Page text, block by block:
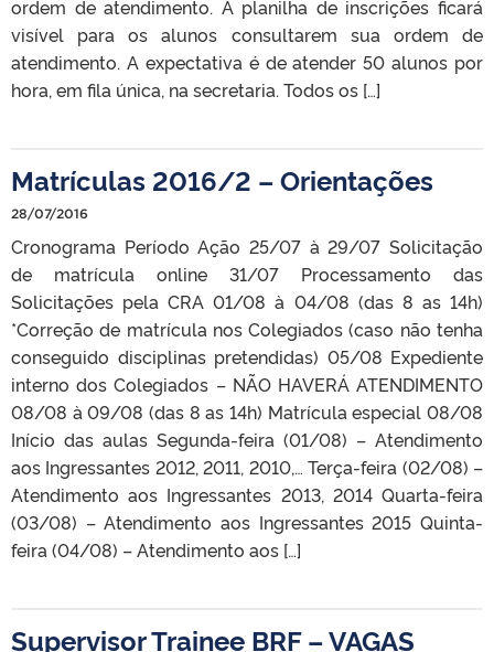
ordem de atendimento. A planilha de inscrições ficará
visível para os alunos consultarem sua ordem de
atendimento. A expectativa é de atender 50 alunos por
hora, em fila única, na secretaria. Todos os […]
Matrículas 2016/2 – Orientações
28/07/2016
Cronograma Período Ação 25/07 à 29/07 Solicitação
de matrícula online 31/07 Processamento das
Solicitações pela CRA 01/08 à 04/08 (das 8 as 14h)
*Correção de matrícula nos Colegiados (caso não tenha
conseguido disciplinas pretendidas) 05/08 Expediente
interno dos Colegiados – NÃO HAVERÁ ATENDIMENTO
08/08 à 09/08 (das 8 as 14h) Matrícula especial 08/08
Início das aulas Segunda-feira (01/08) – Atendimento
aos Ingressantes 2012, 2011, 2010,… Terça-feira (02/08) –
Atendimento aos Ingressantes 2013, 2014 Quarta-feira
(03/08) – Atendimento aos Ingressantes 2015 Quinta-
feira (04/08) – Atendimento aos […]
Supervisor Trainee BRF – VAGAS